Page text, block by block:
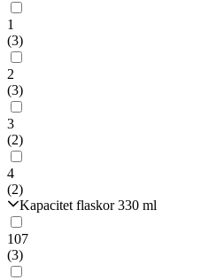
1
(3)
2
(3)
3
(2)
4
(2)
Kapacitet flaskor 330 ml
107
(3)